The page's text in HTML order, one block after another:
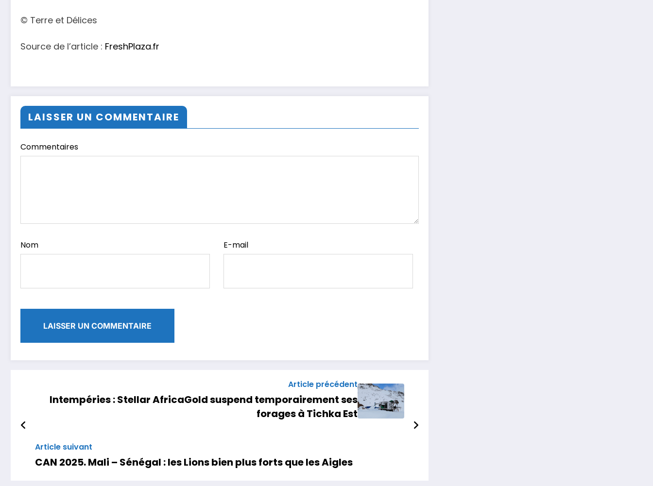
© Terre et Délices
Source de l’article : FreshPlaza.fr
LAISSER UN COMMENTAIRE
Commentaires
Nom E-mail
Article précédent
Intempéries : Stellar AfricaGold suspend temporairement ses
forages à Tichka Est
Article suivant
CAN 2025. Mali – Sénégal : les Lions bien plus forts que les Aigles